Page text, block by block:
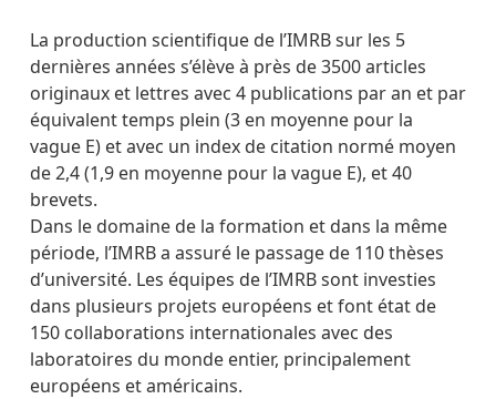
La production scientifique de l’IMRB sur les 5
dernières années s’élève à près de 3500 articles
originaux et lettres avec 4 publications par an et par
équivalent temps plein (3 en moyenne pour la
vague E) et avec un index de citation normé moyen
de 2,4 (1,9 en moyenne pour la vague E), et 40
brevets.
Dans le domaine de la formation et dans la même
période, l’IMRB a assuré le passage de 110 thèses
d’université. Les équipes de l’IMRB sont investies
dans plusieurs projets européens et font état de
150 collaborations internationales avec des
laboratoires du monde entier, principalement
européens et américains.